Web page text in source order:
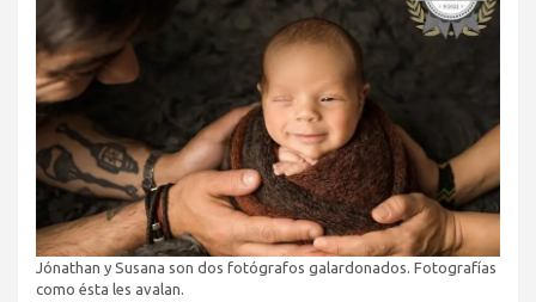
Jónathan y Susana son dos fotógrafos galardonados. Fotografías
como ésta les avalan.